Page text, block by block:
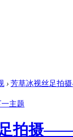
› 芳草冰视丝足拍
拍摄——